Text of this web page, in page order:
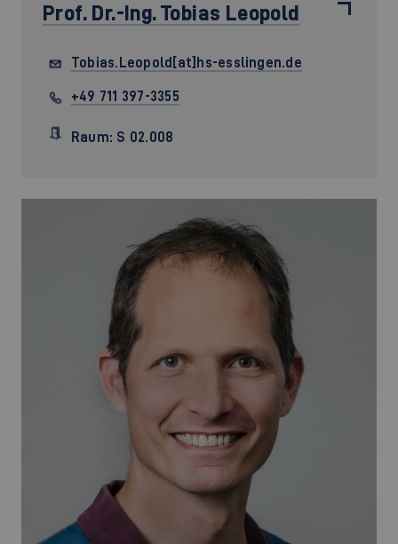
Prof. Dr.-Ing.Tobias Leopold
Tobias.Leopold[at]hs-esslingen.de
+49 711 397-3355
Raum: S 02.008